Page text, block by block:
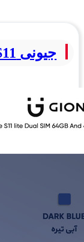
جیونی S11 لایت